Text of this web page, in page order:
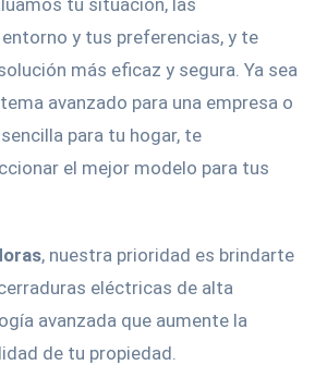
tu situación, las
y tus preferencias, y te
más eficaz y segura. Ya sea
avanzado para una empresa o
para tu hogar, te
el mejor modelo para tus
, nuestra prioridad es brindarte
eléctricas de alta
avanzada que aumente la
de tu propiedad.